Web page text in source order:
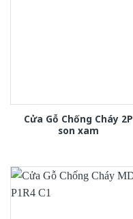
Cửa Gỗ Chống Cháy 2P
son xam